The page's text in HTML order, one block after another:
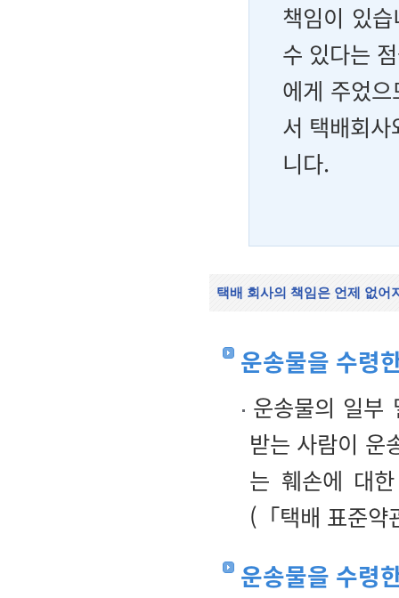
책임이 있
수 있다는
에게 주었
서 택배회
니다.
택배 회사의 책임은 언제 없어
운송물을 수령
운송물의 일부
받는 사람이 운
는 훼손에 대
(「택배 표준
운송물을 수령